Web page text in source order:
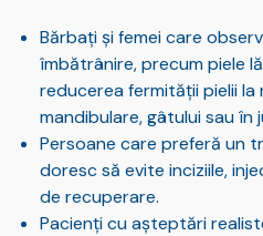
Bărbați și femei care
îmbătrânire, precum piele
reducerea fermității pielii la
mandibulare, gâtului sau în
Persoane care preferă un
doresc să evite inciziile,
de recuperare.
Pacienți cu așteptări